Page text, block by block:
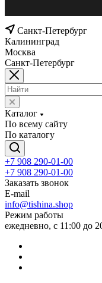
Санкт-Петербург
Калининград
Москва
Санкт-Петербург
Каталог
По всему сайту
По каталогу
+7 908 290-01-00
+7 908 290-01-00
Заказать звонок
E-mail
info@tishina.shop
Режим работы
ежедневно, с 11:00 до